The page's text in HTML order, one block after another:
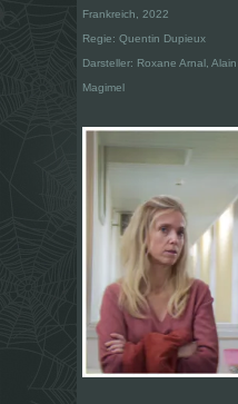
Frankreich, 2022
Regie: Quentin Dupieux
Darsteller: Roxane Arnal,
Magimel